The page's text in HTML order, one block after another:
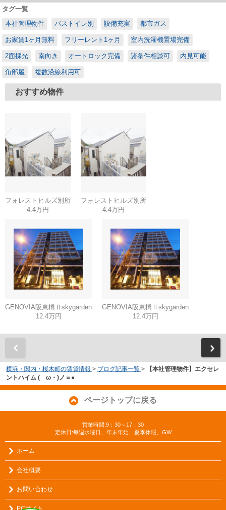
タグ一覧
本社管理物件
バストイレ別 設備充実 都市ガス
お家賃1ヶ月無料 フリーレント1ヶ月 室内洗濯機置場完備
2面採光 南向き オートロック完備 諸条件相談可 内見可能
角部屋 複数沿線利用可
おすすめ物件
フォレストヒルズ別所
4.4万円
フォレストヒルズ別所
4.4万円
GENOVIA阪東橋Ⅱskygarden
12.4万円
GENOVIA阪東橋Ⅱskygarden
12.4万円
横浜・関内・桜木町の賃貸情報 > ブログ記事一覧 >
【本社管理物件】エクセレ
ントハイム (ゝω・)ノ＝●
ページトップに戻る
営業時間:9：30～17：30
定休日:毎週水曜日、年末年始、夏季休暇、GW
ホーム
会社概要
お問い合わせ
PCサイト